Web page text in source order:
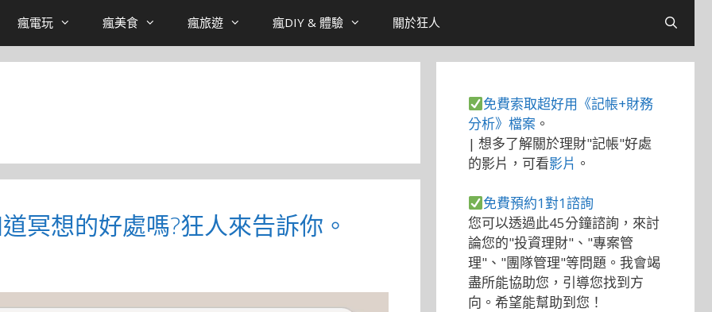
瘋電玩 瘋美食 瘋旅遊 瘋DIY & 體驗 關於狂人
冥想的好處嗎?狂人來告訴你。
免費索取超好用《記帳+財務
分析》檔案 。
| 想多了解關於理財"記帳"好處
的影片，可看影片 。
免費預約1對1諮詢
您可以透過此45分鐘諮詢，來討
論您的"投資理財"、"專案管
理"、"團隊管理"等問題。我會竭
盡所能協助您，引導您找到方
向。希望能幫助到您！